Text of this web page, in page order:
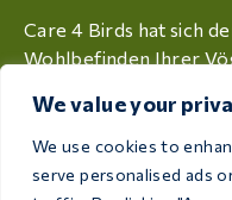
We value your
We use cookies to
serve personalised ads
Care 4 Birds hat sich
Wohlbefinden Ihrer
von Züchtern und
Rijksweg 28a,